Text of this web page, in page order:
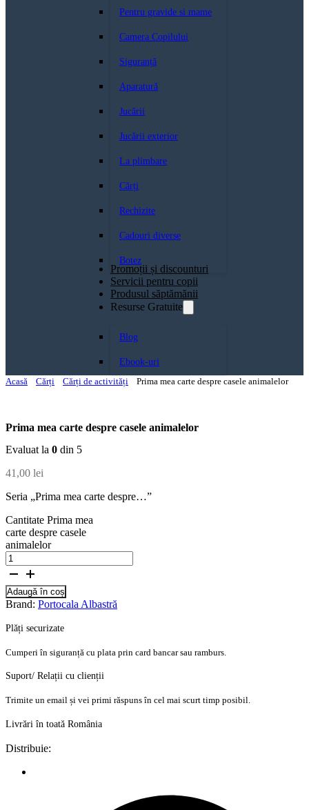
Pentru gravide si mame
Camera Copilului
Siguranță
Aparatură
Jucării
Jucării exterior
La plimbare
Cărți
Rechizite
Cadouri diverse
Botez
Promoții și discounturi
Servicii pentru copii
Produsul săptămănii
Resurse Gratuite
Blog
Ebook-uri
Acasă
Cărți Cărți de activități Prima mea carte despre casele animalelor
Prima mea carte despre casele animalelor
Evaluat la 0 din 5
41,00 lei
Seria „Prima mea carte despre…”
Cantitate Prima mea
carte despre casele
animalelor
Adaugă în coș
Brand: Portocala Albastră
Plăți securizate
Cumperi în siguranță cu plata prin card bancar sau ramburs.
Suport/ Relații cu clienții
Trimite un email și vei primi răspuns în cel mai scurt timp posibil.
Livrări în toată România
Distribuie: